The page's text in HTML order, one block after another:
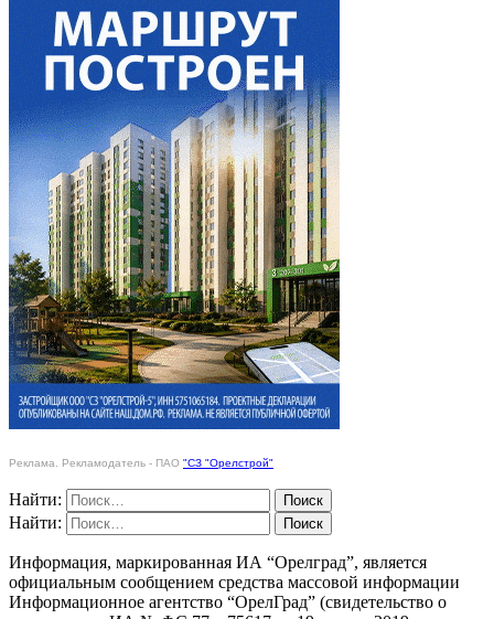
Реклама. Рекламодатель - ПАО "СЗ "Орелстрой"
Найти:
Найти:
Информация, маркированная ИА “Орелград”, является
официальным сообщением средства массовой информации
Информационное агентство “ОрелГрад” (свидетельство о